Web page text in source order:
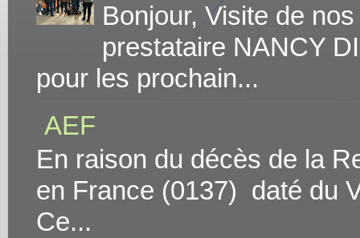
Bonjour, Visite de
prestataire NANCY
pour les prochain...
AEF
En raison du décès de la
en France (0137) daté du
Ce...